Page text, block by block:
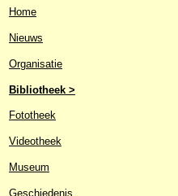
Home
Nieuws
Organisatie
Bibliotheek >
Fototheek
Videotheek
Museum
Geschiedenis